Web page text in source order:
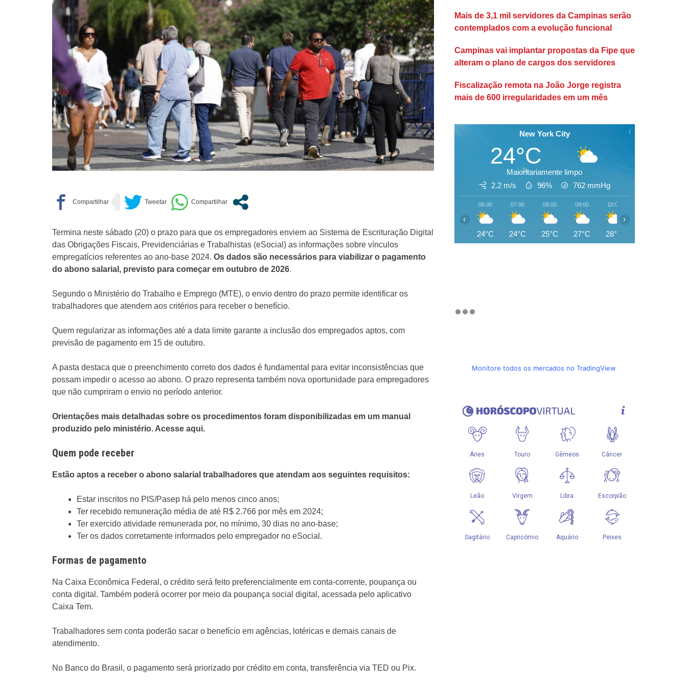
Termina neste sábado (20) o prazo para que os empregadores enviem ao Sistema de Escrituração Digital
das Obrigações Fiscais, Previdenciárias e Trabalhistas (eSocial) as informações sobre vínculos
empregatícios referentes ao ano-base 2024. Os dados são necessários para viabilizar o pagamento
do abono salarial, previsto para começar em outubro de 2026.
Segundo o Ministério do Trabalho e Emprego (MTE), o envio dentro do prazo permite identificar os
trabalhadores que atendem aos critérios para receber o benefício.
Quem regularizar as informações até a data limite garante a inclusão dos empregados aptos, com
previsão de pagamento em 15 de outubro.
A pasta destaca que o preenchimento correto dos dados é fundamental para evitar inconsistências que
possam impedir o acesso ao abono. O prazo representa também nova oportunidade para empregadores
que não cumpriram o envio no período anterior.
Orientações mais detalhadas sobre os procedimentos foram disponibilizadas em um manual
produzido pelo ministério. Acesse aqui.
Quem pode receber
Estão aptos a receber o abono salarial trabalhadores que atendam aos seguintes requisitos:
Estar inscritos no PIS/Pasep há pelo menos cinco anos;
Ter recebido remuneração média de até R$ 2.766 por mês em 2024;
Ter exercido atividade remunerada por, no mínimo, 30 dias no ano-base;
Ter os dados corretamente informados pelo empregador no eSocial.
Formas de pagamento
Na Caixa Econômica Federal, o crédito será feito preferencialmente em conta-corrente, poupança ou
conta digital. Também poderá ocorrer por meio da poupança social digital, acessada pelo aplicativo
Caixa Tem.
Trabalhadores sem conta poderão sacar o benefício em agências, lotéricas e demais canais de
atendimento.
No Banco do Brasil, o pagamento será priorizado por crédito em conta, transferência via TED ou Pix.
Mais de 3,1 mil servidores da Campinas serão
contemplados com a evolução funcional
Campinas vai implantar propostas da Fipe que
alteram o plano de cargos dos servidores
Fiscalização remota na João Jorge registra
mais de 600 irregularidades em um mês
New York City
24°C
Maioritariamente limpo
2.2 m/s
96% 762 mmHg
06:00
24°C
07:00
24°C
08:00
25°C
09:00
27°C
10:00
28°C
‹ ›
Monitore todos os mercados no TradingView